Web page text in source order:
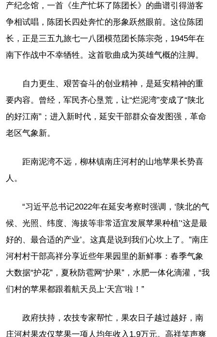
产纪念馆，一首《生产忙坏了陈团长》的曲谱引得游客
争相试唱，陈团长四处奔忙的形象跃然眼前。这位陈团
长，正是三五九旅七一八团模范团长陈宗尧，1945年在
南下作战中不幸牺牲。这首歌曲成为英雄气概的注脚。
自力更生、艰苦奋斗的创业精神，是延安精神的重
要内容。曾经，军民齐心垦荒，让“烂泥湾”变成了“陕北
的好江南”；进入新时代，延安干部群众奋发图强，革命
老区气象新。
距南泥湾不远，柳林镇南庄河村的山地苹果长势喜
人。
“习近平总书记2022年在延安考察时强调，‘陕北的气
候、光照、纬度、海拔等非常适宜发展苹果种植’‘这是最
好的、最合适的产业’。这真是说到我们心坎上了。”南庄
河村村干部高祥分享近些年果园里的新鲜事：春季气象
大数据“护花”，夏秋防雹网“护果”，水肥一体化滴灌，“我
们村的苹果都跟着航天员上‘天宫’啦！”
政府扶持，农技专家帮忙，果农日子越过越好，南
庄河村果农仅苹果一项人均年收入1.9万元。高祥笑声爽